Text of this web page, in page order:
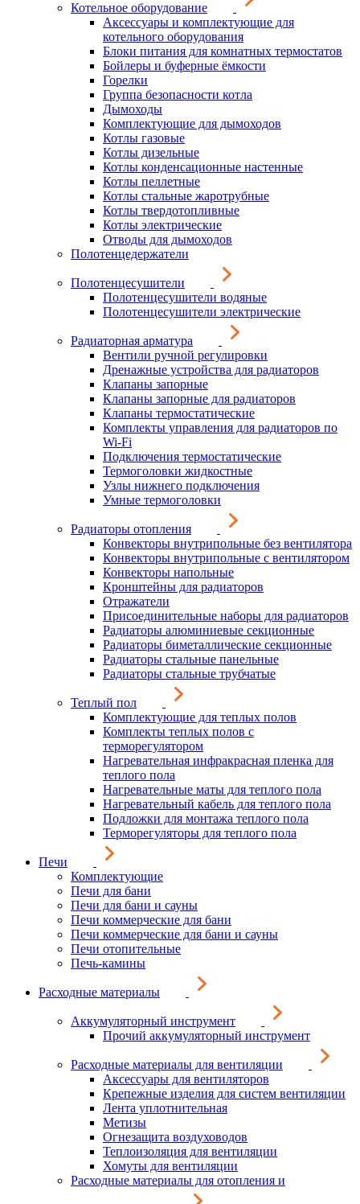
Котельное оборудование
Аксессуары и комплектующие для
котельного оборудования
Блоки питания для комнатных термостатов
Бойлеры и буферные ёмкости
Горелки
Группа безопасности котла
Дымоходы
Комплектующие для дымоходов
Котлы газовые
Котлы дизельные
Котлы конденсационные настенные
Котлы пеллетные
Котлы стальные жаротрубные
Котлы твердотопливные
Котлы электрические
Отводы для дымоходов
Полотенцедержатели
Полотенцесушители
Полотенцесушители водяные
Полотенцесушители электрические
Радиаторная арматура
Вентили ручной регулировки
Дренажные устройства для радиаторов
Клапаны запорные
Клапаны запорные для радиаторов
Клапаны термостатические
Комплекты управления для радиаторов по
Wi-Fi
Подключения термостатические
Термоголовки жидкостные
Узлы нижнего подключения
Умные термоголовки
Радиаторы отопления
Конвекторы внутрипольные без вентилятора
Конвекторы внутрипольные с вентилятором
Конвекторы напольные
Кронштейны для радиаторов
Отражатели
Присоединительные наборы для радиаторов
Радиаторы алюминиевые секционные
Радиаторы биметаллические секционные
Радиаторы стальные панельные
Радиаторы стальные трубчатые
Теплый пол
Комплектующие для теплых полов
Комплекты теплых полов с
терморегулятором
Нагревательная инфракрасная пленка для
теплого пола
Нагревательные маты для теплого пола
Нагревательный кабель для теплого пола
Подложки для монтажа теплого пола
Терморегуляторы для теплого пола
Печи
Комплектующие
Печи для бани
Печи для бани и сауны
Печи коммерческие для бани
Печи коммерческие для бани и сауны
Печи отопительные
Печь-камины
Расходные материалы
Аккумуляторный инструмент
Прочий аккумуляторный инструмент
Расходные материалы для вентиляции
Аксессуары для вентиляторов
Крепежные изделия для систем вентиляции
Лента уплотнительная
Метизы
Огнезащита воздуховодов
Теплоизоляция для вентиляции
Хомуты для вентиляции
Расходные материалы для отопления и